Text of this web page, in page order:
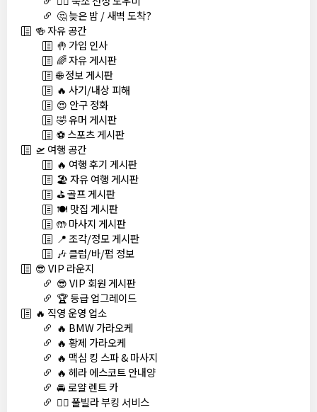
🤔 늦은 밤 / 새벽 도착?
🍻 자유 공간
🤚 가입 인사
🌈 자유 게시판
🌐 정보 게시판
🔥 사기/내상 피해
😍 안구 정화
🤣 유머 게시판
⚽ 스포츠 게시판
🛫 여행 공간
🔥 여행 후기 게시판
🏖️ 자유 여행 게시판
⛳ 골프 게시판
🍽️ 맛집 게시판
🤲 마사지 게시판
📍 조각/정모 게시판
🎶 클럽/바/펍 정보
😎 VIP 라운지
😎 VIP 회원 게시판
🏆 등급 업그레이드
🔥 직영 운영 업소
🔥 BMW 가라오케
🔥 황제 가라오케
🔥 맥심 킹 스파 & 마사지
🔥 헤라 에스코트 안내양
🚘 로얄 렌트 카
🏊‍♀️ 풀빌라 부킹 서비스